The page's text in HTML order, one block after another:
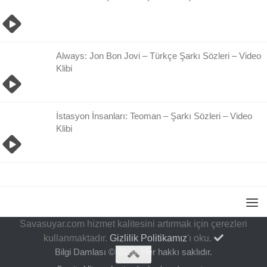
Always: Jon Bon Jovi – Türkçe Şarkı Sözleri – Video
Klibi
İstasyon İnsanları: Teoman – Şarkı Sözleri – Video
Klibi
Savasuyar.com hizmet kalitesini artırmak için çerezleri
kullanmaktadır. Gizlilik Politikamız'ı oku.
Bilgi Damlası © 2026. Her hakkı saklıdır.